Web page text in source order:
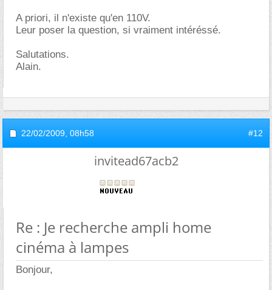
A priori, il n'existe qu'en 110V.
Leur poser la question, si vraiment intéréssé.
Salutations.
Alain.
22/02/2009, 08h58 #12
invitead67acb2
Re : Je recherche ampli home
cinéma à lampes
Bonjour,